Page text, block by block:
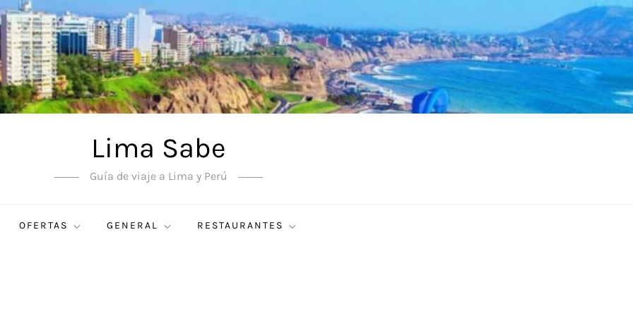
Lima Sabe
Guía de viaje a Lima y Perú
OFERTAS GENERAL RESTAURANTES